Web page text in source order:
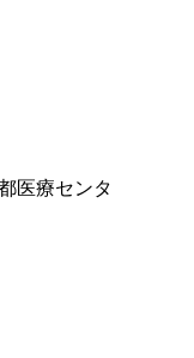
医療センタ